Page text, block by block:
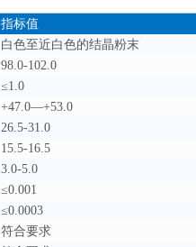
指标值
白色至近白色的结晶粉末
98.0-102.0
≤1.0
+47.0—+53.0
26.5-31.0
15.5-16.5
3.0-5.0
≤0.001
≤0.0003
符合要求